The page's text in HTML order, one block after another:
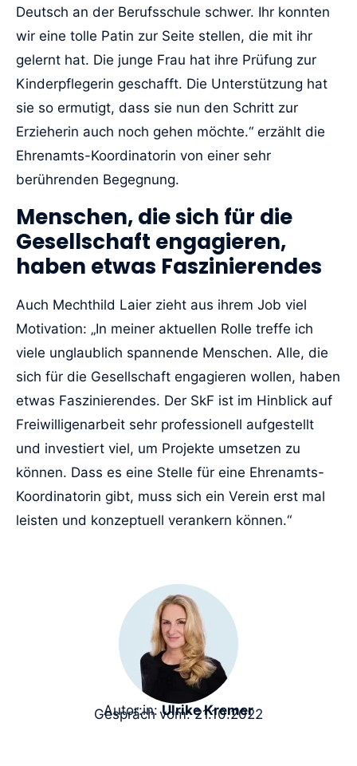
Deutsch an der Berufsschule schwer. Ihr konnten
wir eine tolle Patin zur Seite stellen, die mit ihr
gelernt hat. Die junge Frau hat ihre Prüfung zur
Kinderpflegerin geschafft. Die Unterstützung hat
sie so ermutigt, dass sie nun den Schritt zur
Erzieherin auch noch gehen möchte.“ erzählt die
Ehrenamts-Koordinatorin von einer sehr
berührenden Begegnung.
Menschen, die sich für die
Gesellschaft engagieren,
haben etwas Faszinierendes
Auch Mechthild Laier zieht aus ihrem Job viel
Motivation: „In meiner aktuellen Rolle treffe ich
viele unglaublich spannende Menschen. Alle, die
sich für die Gesellschaft engagieren wollen, haben
etwas Faszinierendes. Der SkF ist im Hinblick auf
Freiwilligenarbeit sehr professionell aufgestellt
und investiert viel, um Projekte umsetzen zu
können. Dass es eine Stelle für eine Ehrenamts-
Koordinatorin gibt, muss sich ein Verein erst mal
leisten und konzeptuell verankern können.“
Autor:in:Ulrike Kremer
Gespräch vom: 21.10.2022